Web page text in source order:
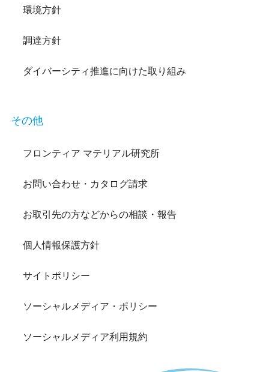
環境方針
調達方針
ダイバーシティ推進に向けた取り組み
その他
フロンティア マテリアル研究所
お問い合わせ・カタログ請求
お取引先の方などからの相談・報告
個人情報保護方針
サイトポリシー
ソーシャルメディア・ポリシー
ソーシャルメディア利用規約